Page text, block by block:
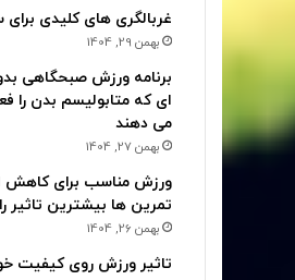
غربالگری های کلیدی برای
بهمن 29, 1404
برنامه ورزش صبحگاهی
ای که متابولیسم بدن را
می دهند
بهمن 27, 1404
ورزش مناسب برای کاهش
تمرین ها بیشترین تاثیر
بهمن 26, 1404
تاثیر ورزش روی کیفیت